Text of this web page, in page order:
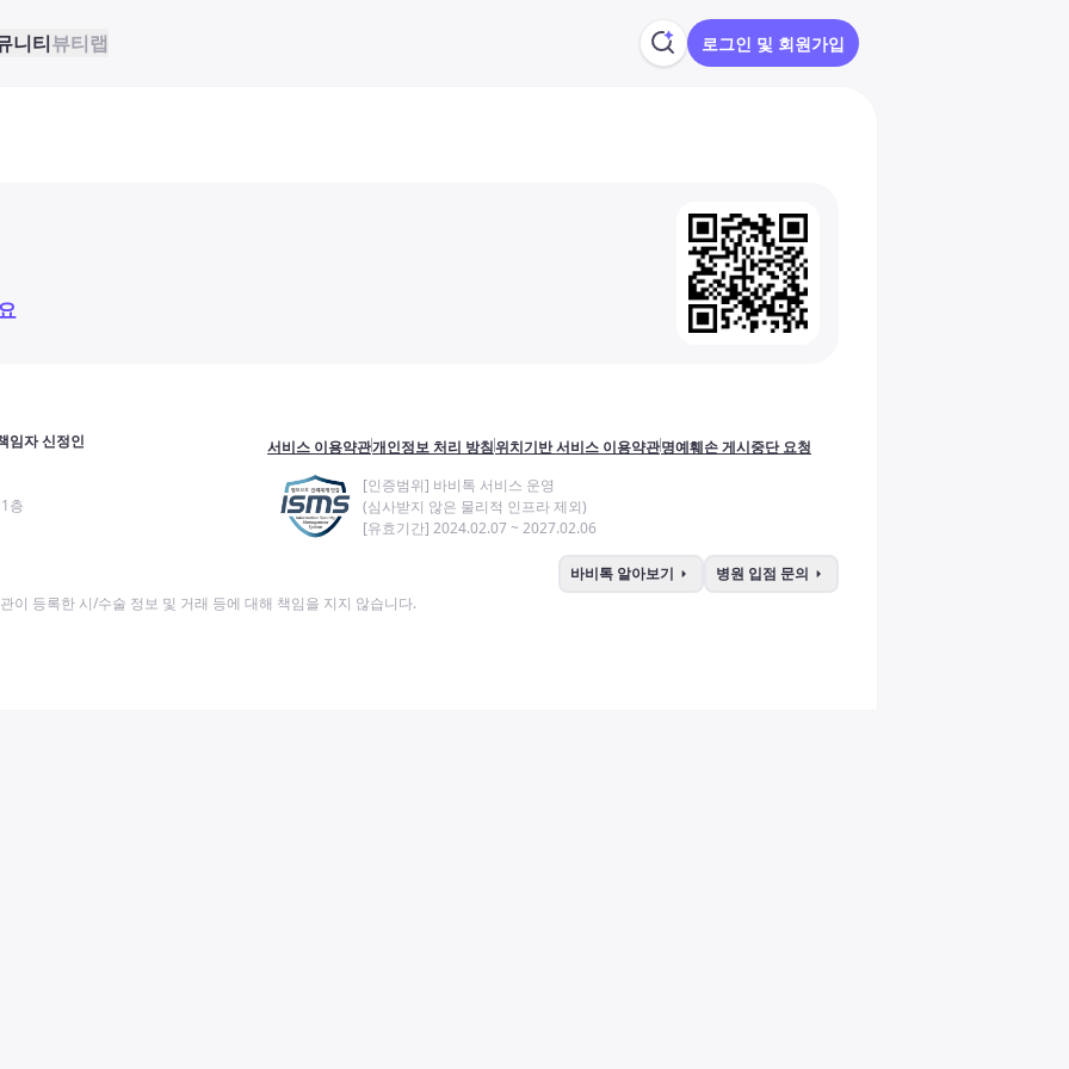
니티뷰티랩 로그인 및 회원가입
임자 신정인
층
서비스 이용약관개인정보 처리 방침위치기반 서비스 이용약관명예훼손 게시중단 요청
[인증범위] 바비톡 서비스 운영
(심사받지 않은 물리적 인프라 제외)
[유효기간] 2024.02.07 ~ 2027.02.06
바비톡 알아보기 arrow_right 병원 입점 문의 arrow_right
이 등록한 시/수술 정보 및 거래 등에 대해 책임을 지지 않습니다.